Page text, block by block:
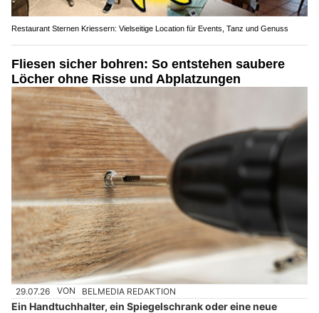
Restaurant Sternen Kriessern: Vielseitige Location für Events, Tanz und Genuss
Fliesen sicher bohren: So entstehen saubere
Löcher ohne Risse und Abplatzungen
29.07.26 VON BELMEDIA REDAKTION
Ein Handtuchhalter, ein Spiegelschrank oder eine neue